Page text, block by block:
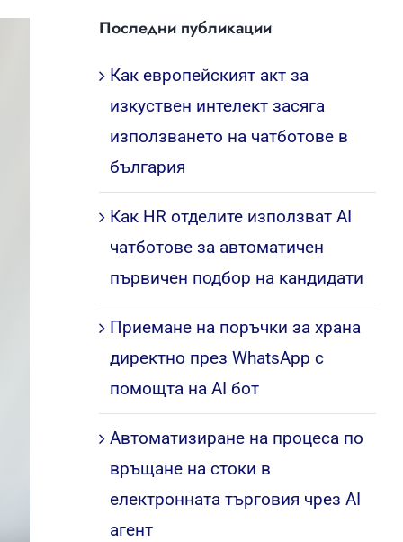
Последни публикации
Как европейският акт за
изкуствен интелект засяга
използването на чатботове в
българия
Как HR отделите използват AI
чатботове за автоматичен
първичен подбор на кандидати
Приемане на поръчки за храна
директно през WhatsApp с
помощта на AI бот
Автоматизиране на процеса по
връщане на стоки в
електронната търговия чрез AI
агент